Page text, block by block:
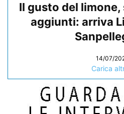
Il gusto del
aggiunti: arriva
14/07/
Carica